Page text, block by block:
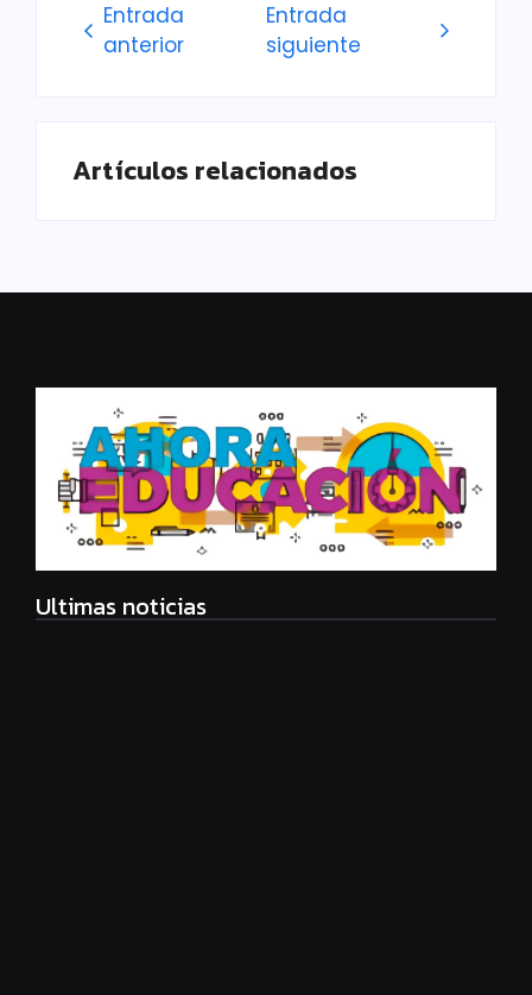
Entrada
anterior
Entrada
siguiente
Artículos relacionados
Ultimas noticias